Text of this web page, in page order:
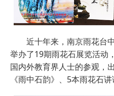
近十年来，南京雨花台
举办了19期雨花石展览活动
国内外教育界人士的参观，
《雨中石韵》、5本雨花石